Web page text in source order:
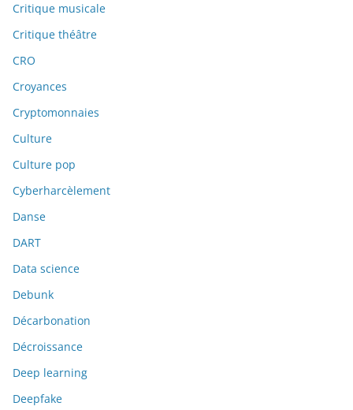
Critique musicale
Critique théâtre
CRO
Croyances
Cryptomonnaies
Culture
Culture pop
Cyberharcèlement
Danse
DART
Data science
Debunk
Décarbonation
Décroissance
Deep learning
Deepfake